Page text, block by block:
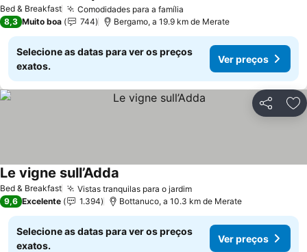
Bed & Breakfast Comodidades para a família
8,3 Muito boa 744 Bergamo, a 19.9 km de Merate
Selecione as datas para ver os preços
exatos.
Ver preços
Partilhar
Bed & Breakfast Vistas tranquilas para o jardimVer preços
Le vigne sull’Adda
9,6 Excelente 1.394 Bottanuco, a 10.3 km de Merate
Selecione as datas para ver os preços
exatos.
Ver preços